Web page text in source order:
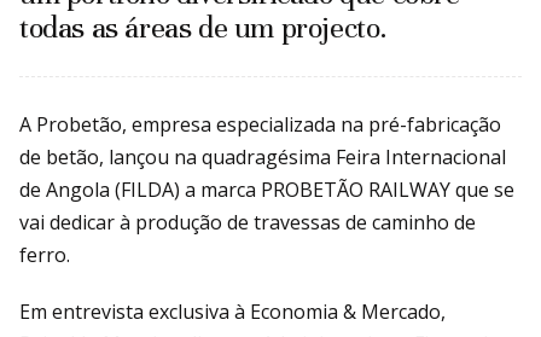
todas as áreas de um projecto.
A Probetão, empresa especializada na pré-fabricação
de betão, lançou na quadragésima Feira Internacional
de Angola (FILDA) a marca PROBETÃO RAILWAY que se
vai dedicar à produção de travessas de caminho de
ferro.
Em entrevista exclusiva à Economia & Mercado,